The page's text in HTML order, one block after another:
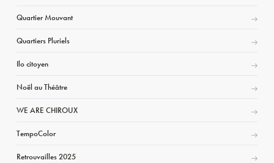
Quartier Mouvant
Quartiers Pluriels
Ilo citoyen
Noël au Théâtre
WE ARE CHIROUX
TempoColor
Retrouvailles 2025